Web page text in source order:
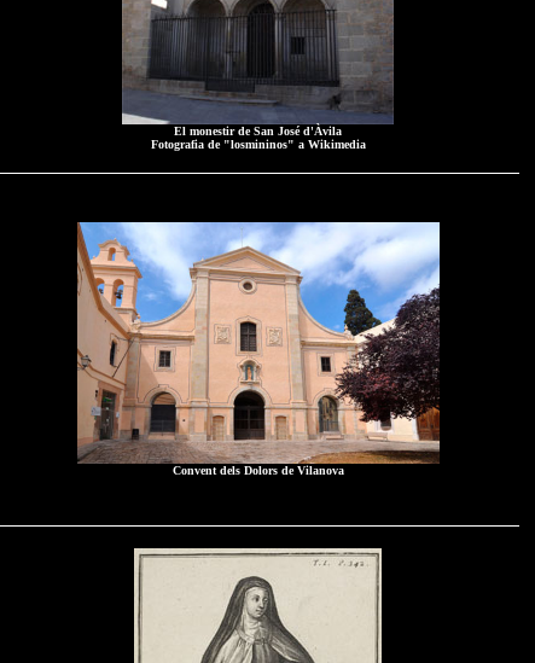
El monestir de San José d'Àvila
Fotografia de "losmininos" a Wikimedia
Convent dels Dolors de Vilanova